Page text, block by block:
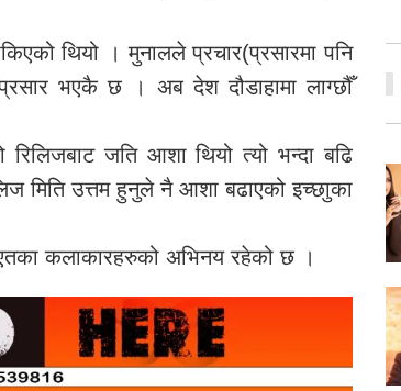
थियो । मुनालले प्रचार(प्रसारमा पनि
भएकै छ । अब देश दौडाहामा लाग्छौँ
जति आशा थियो त्यो भन्दा बढि
मिति उत्तम हुनुले नै आशा बढाएको इच्छाुका
कलाकारहरुको अभिनय रहेको छ ।